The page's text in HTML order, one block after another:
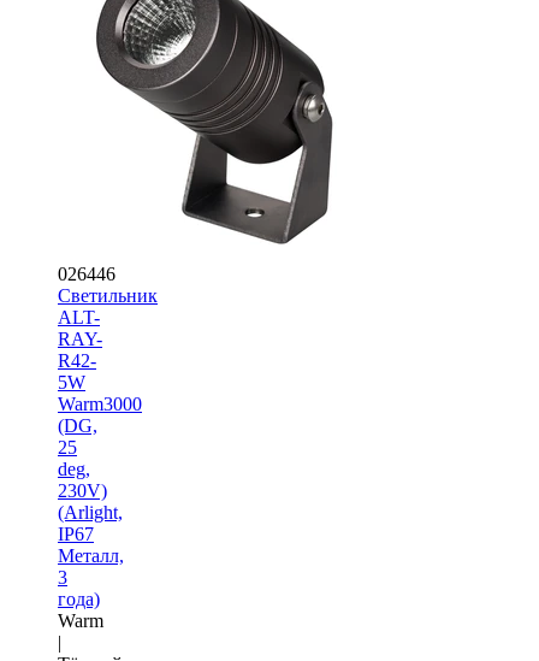
026446
Светильник
ALT-
RAY-
R42-
5W
Warm3000
(DG,
25
deg,
230V)
(Arlight,
IP67
Металл,
3
года)
Warm
|